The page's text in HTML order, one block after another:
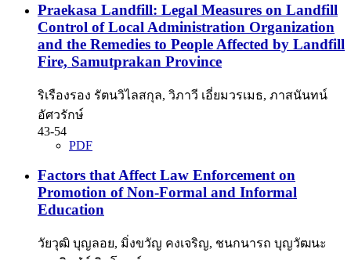
Praekasa Landfill: Legal Measures on Landfill
Control of Local Administration Organization
and the Remedies to People Affected by Landfill
Fire, Samutprakan Province
ริเรืองรอง รัตนวิไลสกุล, วิภาวี เอี่ยมวรเมธ, ภาสนันทน์
อัศวรักษ์
43-54
PDF
Factors that Affect Law Enforcement on
Promotion of Non-Formal and Informal
Education
วัยวุฒิ บุญลอย, มิ่งขวัญ คงเจริญ, ชนกนารถ บุญวัฒนะ